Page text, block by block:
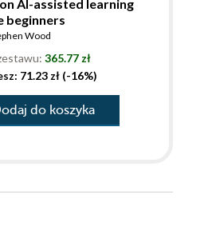
AI-assisted learning
beginners
Wood
365.77 zł
71.23 zł (-16%)
do koszyka